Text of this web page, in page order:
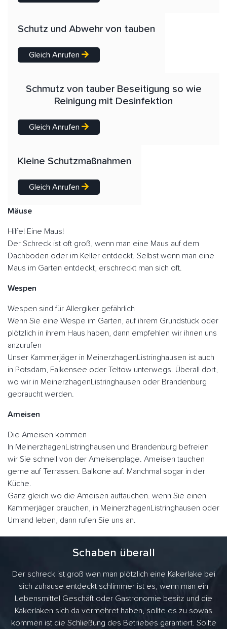
Schutz und Abwehr von tauben
Gleich Anrufen
Schmutz von tauber Beseitigung so wie
Reinigung mit Desinfektion
Gleich Anrufen
Kleine Schutzmaßnahmen
Gleich Anrufen
Mäuse
Hilfe! Eine Maus!
Der Schreck ist oft groß, wenn man eine Maus auf dem
Dachboden oder im Keller entdeckt. Selbst wenn man eine
Maus im Garten entdeckt, erschreckt man sich oft.
Wespen
Wespen sind für Allergiker gefährlich
Wenn Sie eine Wespe im Garten, auf ihrem Grundstück oder
plötzlich in ihrem Haus haben, dann empfehlen wir ihnen uns
anzurufen
Unser Kammerjäger in MeinerzhagenListringhausen ist auch
in Potsdam, Falkensee oder Teltow unterwegs. Überall dort,
wo wir in MeinerzhagenListringhausen oder Brandenburg
gebraucht werden.
Ameisen
Die Ameisen kommen
In MeinerzhagenListringhausen und Brandenburg befreien
wir Sie schnell von der Ameisenplage. Ameisen tauchen
gerne auf Terrassen. Balkone auf. Manchmal sogar in der
Küche.
Ganz gleich wo die Ameisen auftauchen. wenn Sie einen
Kammerjäger brauchen, in MeinerzhagenListringhausen oder
Umland leben, dann rufen Sie uns an.
Schaben überall
Der schreck ist groß wen man plötzlich eine Kakerlake bei
sich zuhause entdeckt schlimmer ist es, wenn man ein
Lebensmittel Geschäft oder Gastronomie besitz und die
Kakerlaken sich da vermehret haben, sollte es zu sowas
kommen ist die Schließung des Betriebes garantiert. Sollte